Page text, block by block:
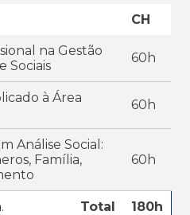
CH
na Gestão
Sociais
60h
à Área
60h
Análise Social:
Família,
60h
Total 180h